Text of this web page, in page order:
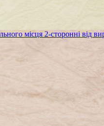
місця 2-сторонні від